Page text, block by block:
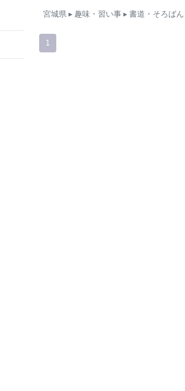
宮城県 ▸ 趣味・習い事 ▸ 書道・そろばん
1